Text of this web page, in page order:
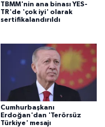
TBMM'nin ana binası YES-
TR'de 'çok iyi' olarak
sertifikalandırıldı
Cumhurbaşkanı
Erdoğan'dan 'Terörsüz
Türkiye' mesajı